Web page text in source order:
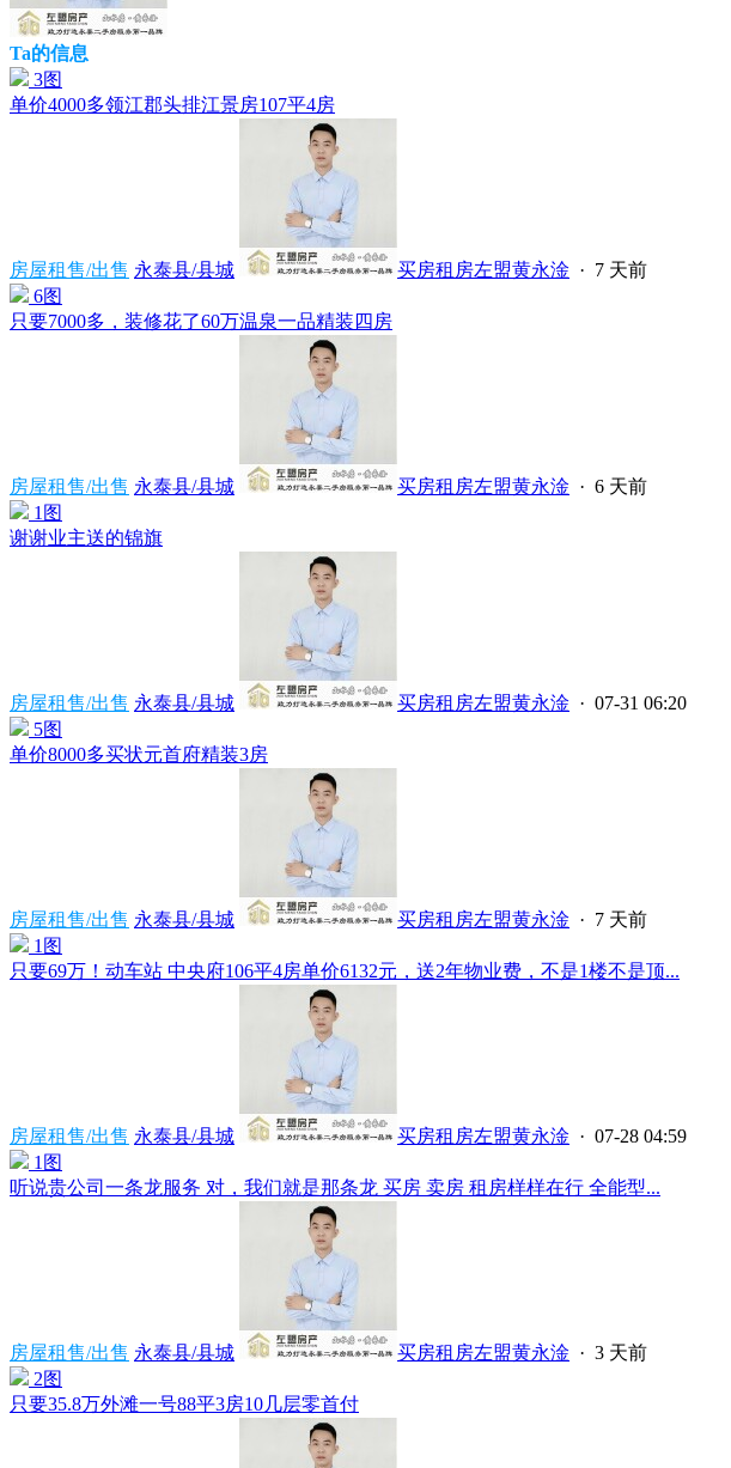
Ta的信息
3图
单价4000多领江郡头排江景房107平4房
房屋租售/出售 永泰县/县城 买房租房左盟黄永淦 · 7 天前
6图
只要7000多，装修花了60万温泉一品精装四房
房屋租售/出售 永泰县/县城 买房租房左盟黄永淦 · 6 天前
1图
谢谢业主送的锦旗
房屋租售/出售 永泰县/县城 买房租房左盟黄永淦 · 07-31 06:20
5图
单价8000多买状元首府精装3房
房屋租售/出售 永泰县/县城 买房租房左盟黄永淦 · 7 天前
1图
只要69万！动车站 中央府106平4房单价6132元，送2年物业费，不是1楼不是顶...
房屋租售/出售 永泰县/县城 买房租房左盟黄永淦 · 07-28 04:59
1图
听说贵公司一条龙服务 对，我们就是那条龙 买房 卖房 租房样样在行 全能型...
房屋租售/出售 永泰县/县城 买房租房左盟黄永淦 · 3 天前
2图
只要35.8万外滩一号88平3房10几层零首付